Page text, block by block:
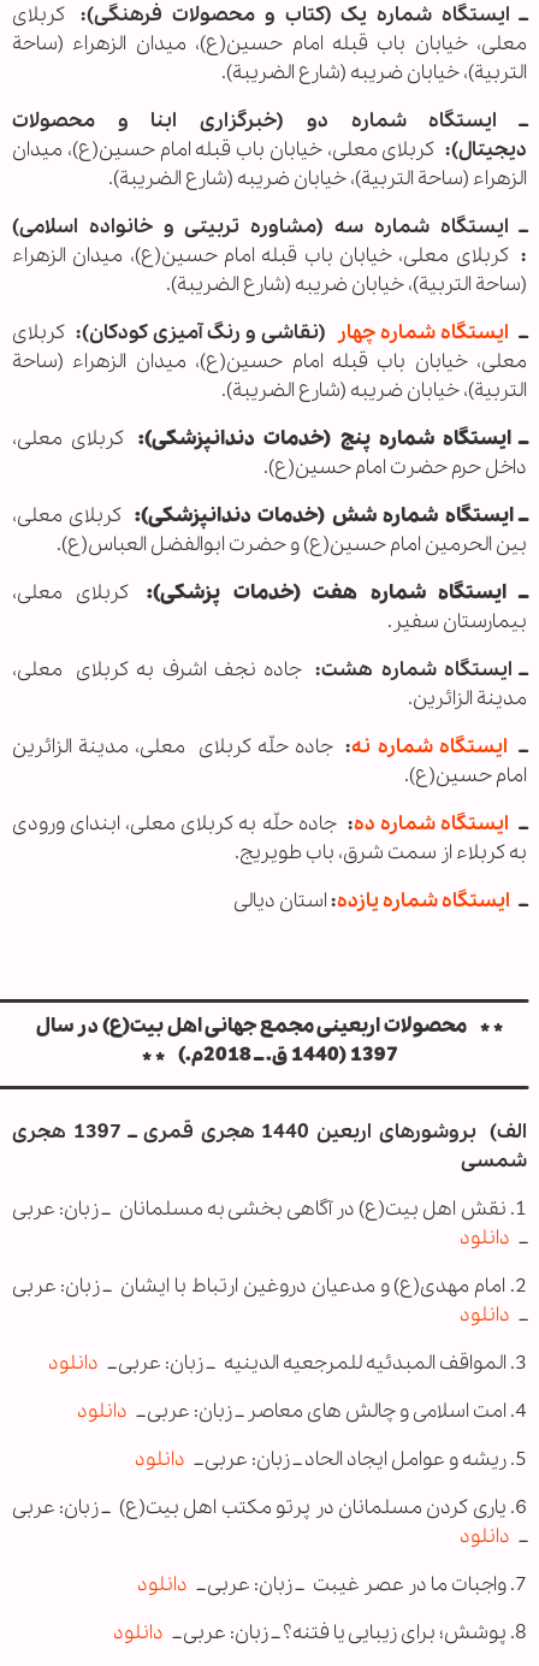
ــ ایستگاه شماره یک (کتاب و محصولات فرهنگی): کربلای
معلی، خیابان باب قبله امام حسین(ع)، میدان الزهراء (ساحة
التربیة)، خیابان ضریبه (شارع الضریبة).
ــ ایستگاه شماره دو (خبرگزاری ابنا و محصولات
دیجیتال): کربلای معلی، خیابان باب قبله امام حسین(ع)، میدان
الزهراء (ساحة التربیة)، خیابان ضریبه (شارع الضریبة).
ــ ایستگاه شماره سه (مشاوره تربیتی و خانواده اسلامی)
: کربلای معلی، خیابان باب قبله امام حسین(ع)، میدان الزهراء
(ساحة التربیة)، خیابان ضریبه (شارع الضریبة).
ــ ایستگاه شماره چهار (نقاشی و رنگ آمیزی کودکان): کربلای
معلی، خیابان باب قبله امام حسین(ع)، میدان الزهراء (ساحة
التربیة)، خیابان ضریبه (شارع الضریبة).
ــ ایستگاه شماره پنج (خدمات دندانپزشکی):کربلای معلی،
داخل حرم حضرت امام حسین(ع).
ــ ایستگاه شماره شش (خدمات دندانپزشکی): کربلای معلی،
بین الحرمین امام حسین(ع) و حضرت ابوالفضل العباس(ع).
ــ ایستگاه شماره هفت (خدمات پزشکی):کربلای معلی،
بیمارستان سفیر.
ــ ایستگاه شماره هشت:جاده نجف اشرف به کربلای معلی،
مدینة الزائرین.
ــ ایستگاه شماره نه:جاده حلّه کربلای معلی، مدینة الزائرین
امام حسین(ع).
ــ ایستگاه شماره ده: جاده حلّه به کربلای معلی، ابندای ورودی
به کربلاء از سمت شرق، باب طویریج.
ــ ایستگاه شماره یازده:استان دیالی
ـــــــــــــــــــــــــــــــــــــــــــــــــــــــــــــــــــــــــــــــــــــــــــــــــــــــــــــــ
* * محصولات اربعینی مجمع جهانی اهل بیت(ع) در سال
1397 (1440 ق. ــ 2018م.) * *
ـــــــــــــــــــــــــــــــــــــــــــــــــــــــــــــــــــــــــــــــــــــــــــــــــــــــــــــــ
الف) بروشورهای اربعین 1440 هجری قمری ــ 1397 هجری
شمسی
1. نقش اهل بیت(ع) در آگاهی ‌بخشی به مسلمانان ــ زبان: عربی
ــ دانلود
2. امام مهدی(ع) و مدعیان دروغین ارتباط با ایشان
ــ زبان: عربی
ــ دانلود
3. المواقف المبدئیه للمرجعیه الدینیه ــ زبان: عربی ــ
دانلود
4. امت اسلامی و چالش های معاصر ــ زبان: عربی ــ
دانلود
5. ریشه و عوامل ایجاد الحاد ــ زبان: عربی ــ
دانلود
6. یاری کردن مسلمانان در پرتو مکتب اهل بیت(ع)
ــ زبان: عربی
ــ دانلود
7. واجبات ما در عصر غیبت
ــ زبان: عربی ــ دانلود
8. پوشش؛ برای زیبایی یا فتنه؟ ــ زبان: عربی ــ
دانلود